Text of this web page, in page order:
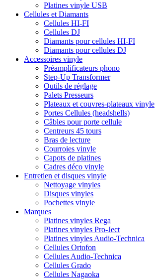
Platines vinyle USB
Cellules et Diamants
Cellules HI-FI
Cellules DJ
Diamants pour cellules HI-FI
Diamants pour cellules DJ
Accessoires vinyle
Préamplificateurs phono
Step-Up Transformer
Outils de réglage
Palets Presseurs
Plateaux et couvres-plateaux vinyle
Portes Cellules (headshells)
Câbles pour porte cellule
Centreurs 45 tours
Bras de lecture
Courroies vinyle
Capots de platines
Cadres déco vinyle
Entretien et disques vinyle
Nettoyage vinyles
Disques vinyles
Pochettes vinyle
Marques
Platines vinyles Rega
Platines vinyles Pro-Ject
Platines vinyles Audio-Technica
Cellules Ortofon
Cellules Audio-Technica
Cellules Grado
Cellules Nagaoka